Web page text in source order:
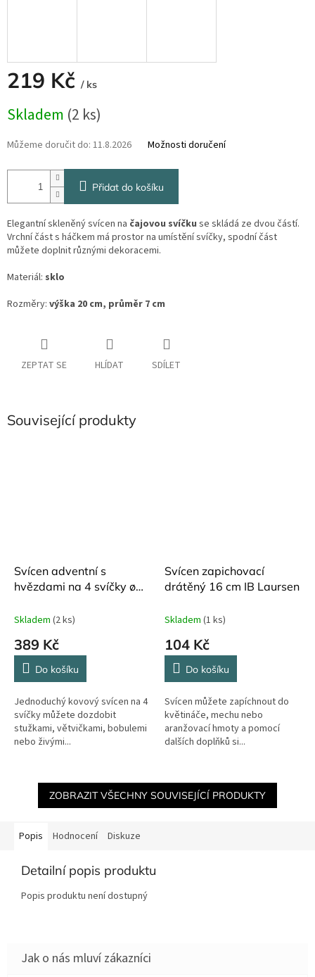
219 Kč / ks
cena:
Skladem (2 ks)
Můžeme doručit do: 11.8.2026 Možnosti doručení
Přidat do košíku
Elegantní skleněný svícen na čajovou svíčku se skládá ze dvou částí.
Vrchní část s háčkem má prostor na umístění svíčky, spodní část
můžete doplnit různými dekoracemi.
Materiál: sklo
Rozměry: výška 20 cm, průměr 7 cm
ZEPTAT SE HLÍDAT SDÍLET
Související produkty
Svícen adventní s
hvězdami na 4 svíčky ø
Skladem (2 ks)
389 Kč
Do košíku
Jednoduchý kovový svícen na 4
svíčky můžete dozdobit
stužkami, větvičkami, bobulemi
nebo živými...
Svícen zapichovací
drátěný 16 cm IB Laursen
Skladem (1 ks)
104 Kč
Do košíku
Svícen můžete zapíchnout do
květináče, mechu nebo
aranžovací hmoty a pomocí
dalších doplňků si...
ZOBRAZIT VŠECHNY SOUVISEJÍCÍ PRODUKTY
Popis Hodnocení Diskuze
Detailní popis produktu
Popis produktu není dostupný